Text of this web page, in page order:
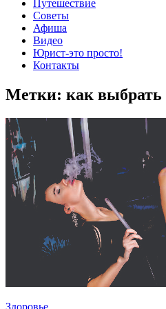
Путешествие
Советы
Афиша
Видео
Юрист-это просто!
Контакты
Метки: как выбрать
Здоровье